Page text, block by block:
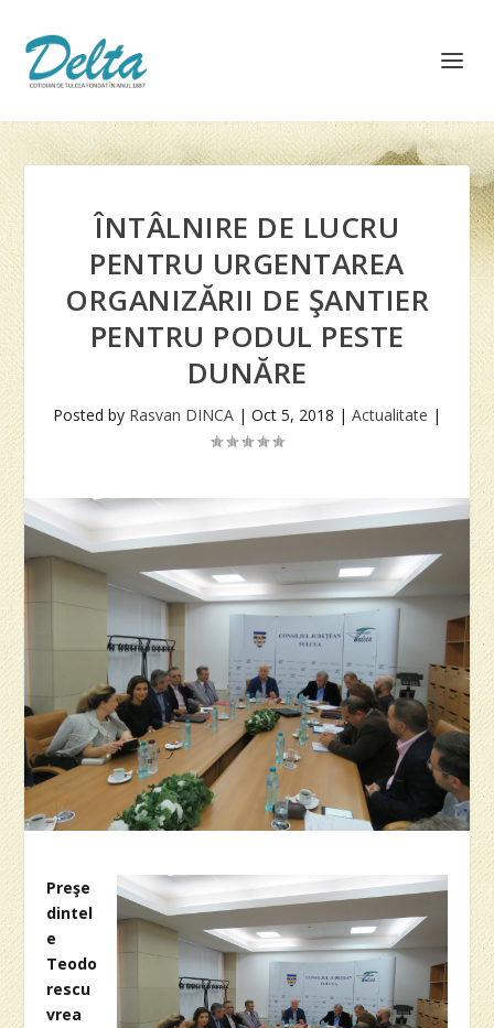
ÎNTÂLNIRE DE LUCRU
PENTRU URGENTAREA
ORGANIZĂRII DE ŞANTIER
PENTRU PODUL PESTE
DUNĂRE
Posted by Rasvan DINCA | Oct 5, 2018 | Actualitate |
Preşe
dintel
e
Teodo
rescu
vrea